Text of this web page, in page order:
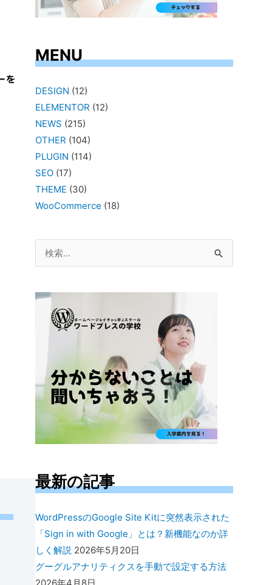
を
MENU
DESIGN (12)
ELEMENTOR (12)
NEWS (215)
OTHER (104)
PLUGIN (114)
SEO(17)
THEME (30)
WooCommerce (18)
象:
最新の記事
WordPressのGoogle Site Kitに突然表示された
「Sign in with Google」とは？新機能なのか詳
しく解説 2026年5月20日
グーグルアナリティクスを手動で設定する方法